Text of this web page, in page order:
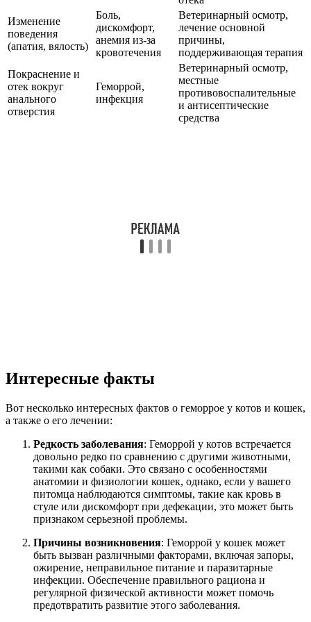
Изменение
поведения
(апатия, вялость)
Боль,
дискомфорт,
анемия из-за
кровотечения
Ветеринарный осмотр,
лечение основной
причины,
поддерживающая терапия
Покраснение и
отек вокруг
анального
отверстия
Геморрой,
инфекция
Ветеринарный осмотр,
местные
противовоспалительные
и антисептические
средства
Интересные факты
Вот несколько интересных фактов о геморрое у котов и кошек,
а также о его лечении:
Редкость заболевания: Геморрой у котов встречается
довольно редко по сравнению с другими животными,
такими как собаки. Это связано с особенностями
анатомии и физиологии кошек, однако, если у вашего
питомца наблюдаются симптомы, такие как кровь в
стуле или дискомфорт при дефекации, это может быть
признаком серьезной проблемы.
Причины возникновения: Геморрой у кошек может
быть вызван различными факторами, включая запоры,
ожирение, неправильное питание и паразитарные
инфекции. Обеспечение правильного рациона и
регулярной физической активности может помочь
предотвратить развитие этого заболевания.